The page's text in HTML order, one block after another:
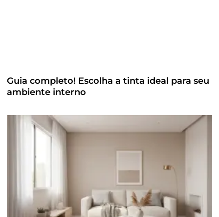
Guia completo! Escolha a tinta ideal para seu
ambiente interno